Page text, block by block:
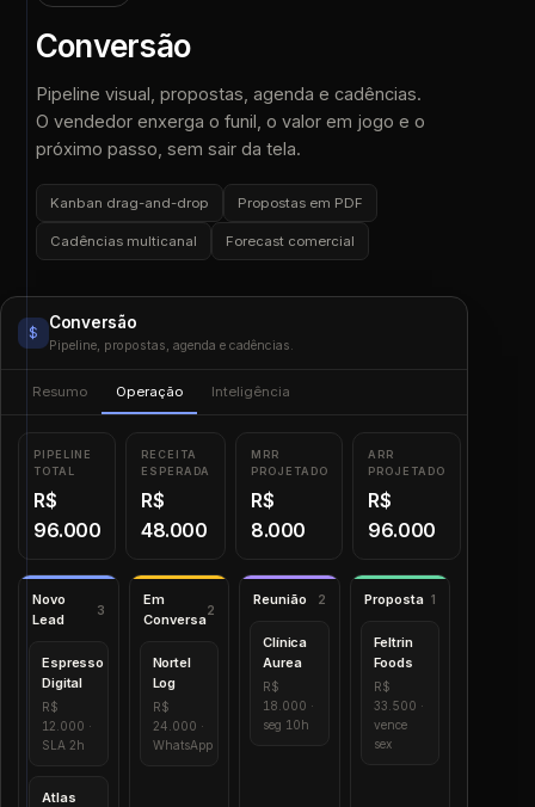
Conversão
Pipeline visual, propostas, agenda e cadências.
O vendedor enxerga o funil, o valor em jogo e o
próximo passo, sem sair da tela.
Kanban drag-and-drop Propostas em PDF
Cadências multicanal Forecast comercial
$
Conversão
Pipeline, propostas, agenda e cadências.
Resumo Operação Inteligência
PIPELINE
TOTAL
R$
96.000
RECEITA
ESPERADA
R$
48.000
MRR
PROJETADO
R$
8.000
ARR
PROJETADO
R$
96.000
Novo
Lead
3
Espresso
Digital
R$
12.000 ·
SLA 2h
Atlas
Em
Conversa
2
Nortel
Log
R$
24.000 ·
WhatsApp
Reunião 2
Clínica
Aurea
R$
18.000 ·
seg 10h
Proposta 1
Feltrin
Foods
R$
33.500 ·
vence
sex